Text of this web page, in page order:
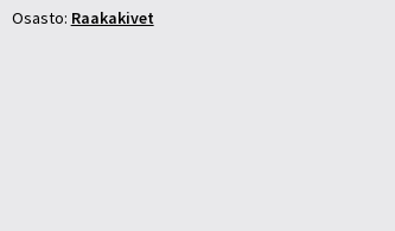
Osasto: Raakakivet